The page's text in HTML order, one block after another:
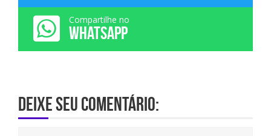
Compartilhe no
WHATSAPP
Deixe seu comentário: